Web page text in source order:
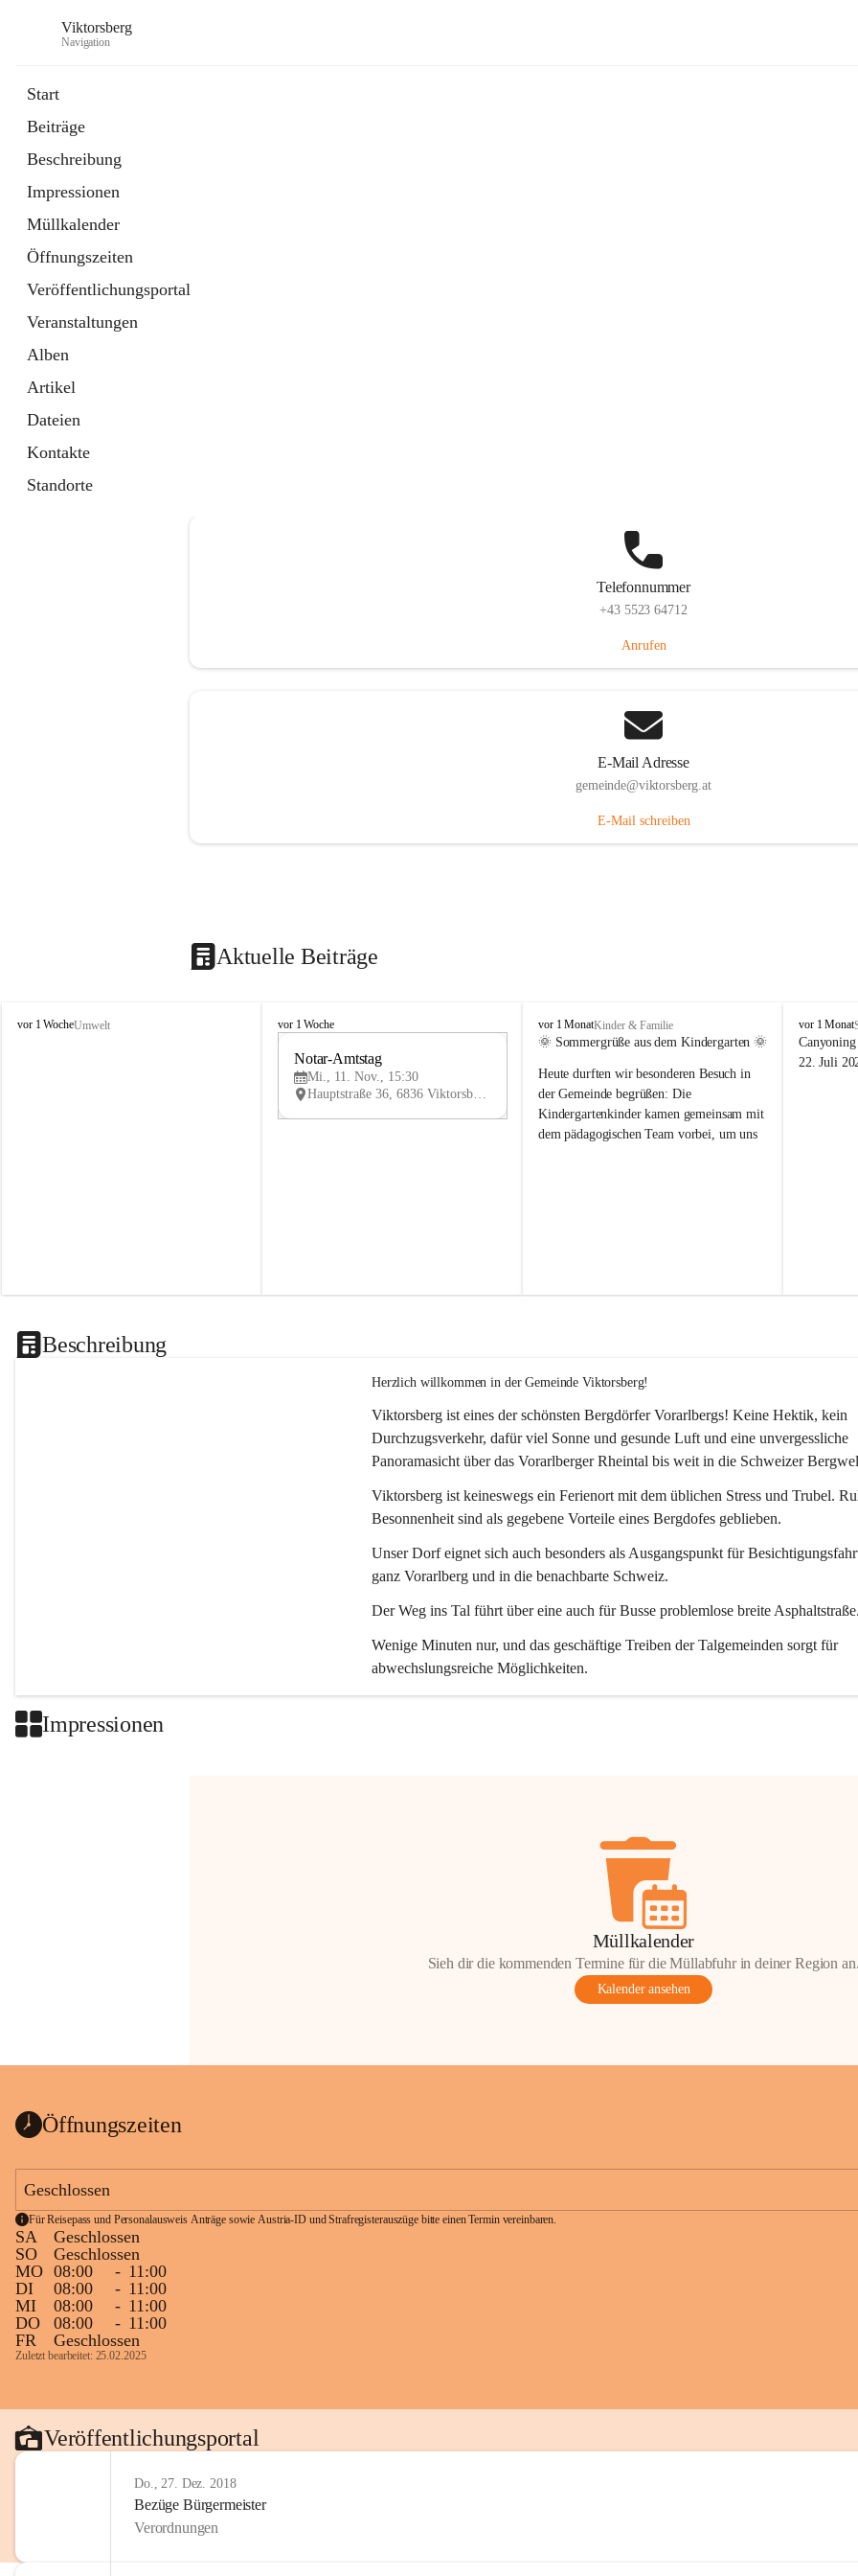
Viktorsberg
Navigation
Start
Beiträge
Beschreibung
Impressionen
Müllkalender
Öffnungszeiten
Veröffentlichungsportal
Veranstaltungen
Alben
Artikel
Dateien
Kontakte
Standorte
Telefonnummer
+43 5523 64712
Anrufen
E-Mail Adresse
gemeinde@viktorsberg.at
E-Mail schreiben
Aktuelle Beiträge
V
vor 1 WocheUmwelt
V
vor 1 Woche
V
Notar-Amtstag
Mi., 11. Nov., 15:30
Hauptstraße 36, 6836 Viktorsberg, AUT
V
i
t
o
r
s
vor 1 MonatKinder & Familie
🌞 Sommergrüße aus dem Kindergarten 🌞
Heute durften wir besonderen Besuch in
der Gemeinde begrüßen: Die
Kindergartenkinder kamen gemeinsam mit
dem pädagogischen Team vorbei, um uns
V
i
k
vor 1 Monat
22. Juli
Beschreibung
Herzlich willkommen in der Gemeinde Viktorsberg!
Viktorsberg ist eines der schönsten Bergdörfer Vorarlbergs! Keine Hektik, kein
Durchzugsverkehr, dafür viel Sonne und gesunde Luft und eine unvergessliche
Panoramasicht über das Vorarlberger Rheintal bis weit in die Schweizer
Viktorsberg ist keineswegs ein Ferienort mit dem üblichen Stress und Trubel.
Besonnenheit sind als gegebene Vorteile eines Bergdofes geblieben.
Unser Dorf eignet sich auch besonders als Ausgangspunkt für
ganz Vorarlberg und in die benachbarte Schweiz.
Der Weg ins Tal führt über eine auch für Busse problemlose breite
Wenige Minuten nur, und das geschäftige Treiben der Talgemeinden sorgt für
abwechslungsreiche Möglichkeiten.
Impressionen
Müllkalender
Sieh dir die kommenden Termine für die Müllabfuhr in deiner Region
Kalender ansehen
Öffnungszeiten
Geschlossen
Für Reisepass und Personalausweis Anträge sowie Austria-ID und Strafregisterauszüge bitte einen Termin vereinbaren.
SA
Geschlossen
SO
Geschlossen
MO 08:00 - 11:00
DI
08:00 - 11:00
MI
08:00 - 11:00
DO
08:00 - 11:00
FR
Geschlossen
Zuletzt bearbeitet: 25.02.2025
Veröffentlichungsportal
Do., 27. Dez. 2018
Bezüge Bürgermeister
Verordnungen